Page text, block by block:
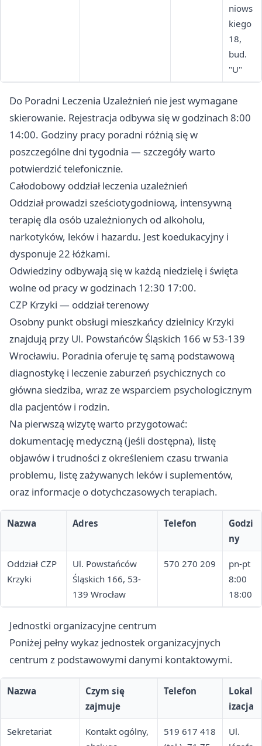
035
Rezydenc
i: 572
288 380
Ordynato
r: 519
Sekretari
at: 519
618 003
niows
kiego
18,
bud.
"U"
Do Poradni Leczenia Uzależnień nie jest wymagane
skierowanie. Rejestracja odbywa się w godzinach 8:00
14:00. Godziny pracy poradni różnią się w
poszczególne dni tygodnia — szczegóły warto
potwierdzić telefonicznie.
Całodobowy oddział leczenia uzależnień
Oddział prowadzi sześciotygodniową, intensywną
terapię dla osób uzależnionych od alkoholu,
narkotyków, leków i hazardu. Jest koedukacyjny i
dysponuje 22 łóżkami.
Odwiedziny odbywają się w każdą niedzielę i święta
wolne od pracy w godzinach 12:30 17:00.
CZP Krzyki — oddział terenowy
Osobny punkt obsługi mieszkańcy dzielnicy Krzyki
znajdują przy Ul. Powstańców Śląskich 166 w 53-139
Wrocławiu. Poradnia oferuje tę samą podstawową
diagnostykę i leczenie zaburzeń psychicznych co
główna siedziba, wraz ze wsparciem psychologicznym
dla pacjentów i rodzin.
Na pierwszą wizytę warto przygotować:
dokumentację medyczną (jeśli dostępna), listę
objawów i trudności z określeniem czasu trwania
problemu, listę zażywanych leków i suplementów,
oraz informacje o dotychczasowych terapiach.
Nazwa Adres Telefon
Godzi
ny
Oddział CZP
Krzyki
Ul. Powstańców
Śląskich 166, 53-
139 Wrocław
570 270 209
pn-pt
8:00
18:00
Jednostki organizacyjne centrum
Poniżej pełny wykaz jednostek organizacyjnych
centrum z podstawowymi danymi kontaktowymi.
Nazwa
Czym się
zajmuje
Telefon
Lokal
izacja
Sekretariat
Kontakt ogólny,
519 617 418
Ul.